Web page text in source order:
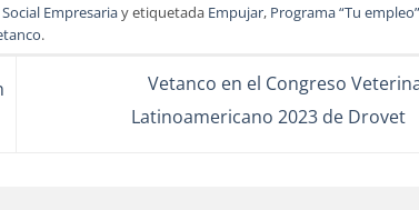
Empresariay etiquetada Empujar, Programa “Tu empleo”
.
Vetanco en el Congreso
Latinoamericano 2023 de Drovet